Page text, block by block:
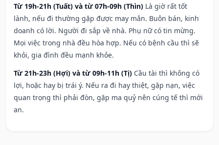
Từ 19h-21h (Tuất) và từ 07h-09h (Thìn) Là giờ rất tốt
lành, nếu đi thường gặp được may mắn. Buôn bán, kinh
doanh có lời. Người đi sắp về nhà. Phụ nữ có tin mừng.
Mọi việc trong nhà đều hòa hợp. Nếu có bệnh cầu thì sẽ
khỏi, gia đình đều mạnh khỏe.
Từ 21h-23h (Hợi) và từ 09h-11h (Tị) Cầu tài thì không có
lợi, hoặc hay bị trái ý. Nếu ra đi hay thiệt, gặp nạn, việc
quan trọng thì phải đòn, gặp ma quỷ nên cúng tế thì mới
an.